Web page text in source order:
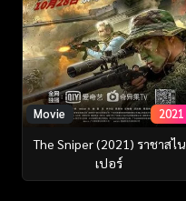
Movie 2021
The Sniper (2021) ราชาสไน
เปอร์